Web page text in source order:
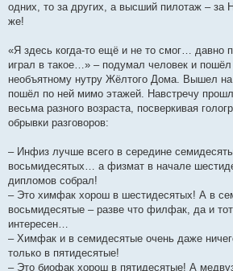
одних, то за других, а высший пилотаж – за
же!
«Я здесь когда-то ещё и не то смог… давно
играл в такое…» – подумал человек и
необъятному нутру Жёлтого Дома. Вышел
пошёл по ней мимо этажей. Навстречу
весьма разного возраста, посверкивая
обрывки разговоров:
– Инфиз лучше всего в середине
восьмидесятых… а физмат в начале
дипломов собрал!
– Это химфак хорош в шестидесятых! А в
восьмидесятые – разве что филфак, да и
интересен…
– Химфак и в семидесятые очень даже
только в пятидесятые!
– Это биофак хорош в пятидесятые! А